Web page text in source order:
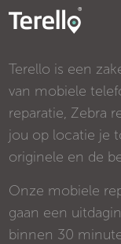
Terello is een
van mobiele
reparatie, Zebra
jou op locatie je
originele en de
Onze mobiele
gaan een
binnen 30